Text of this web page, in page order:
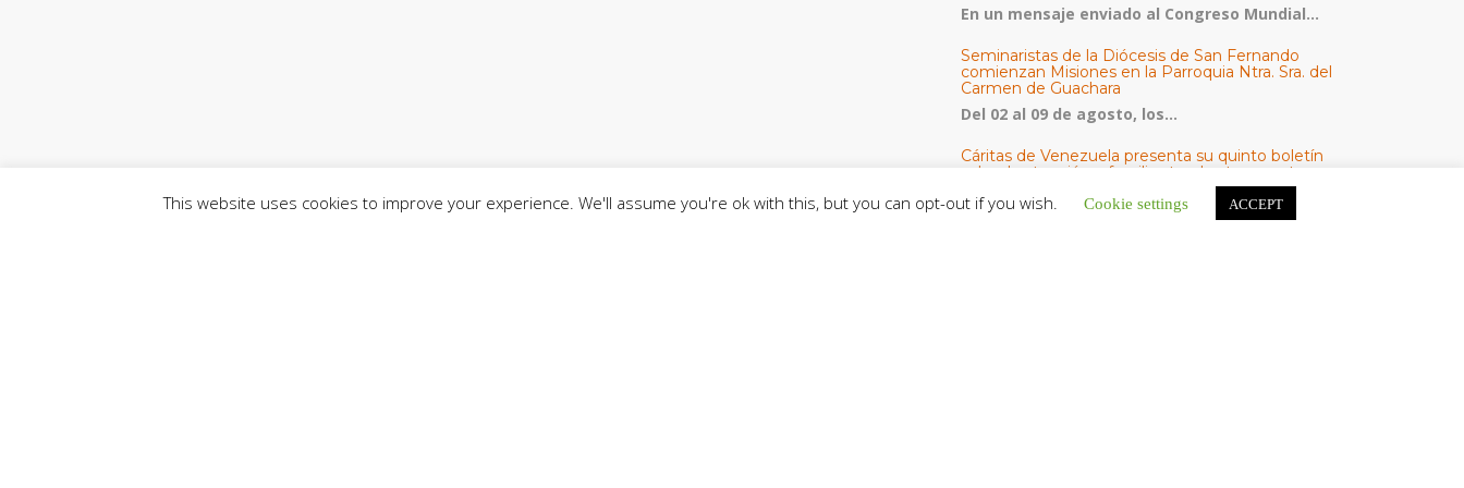
En un mensaje enviado al Congreso Mundial...
Seminaristas de la Diócesis de San Fernando
comienzan Misiones en la Parroquia Ntra. Sra. del
Carmen de Guachara
Del 02 al 09 de agosto, los...
Cáritas de Venezuela presenta su quinto boletín
sobre la atención a familias tras los terremotos
Cáritas de Venezuela publicó este martes 4...
This website uses cookies to improve your experience. We'll assume you're ok with this, but you can opt-out if you wish. Cookie settings ACCEPT